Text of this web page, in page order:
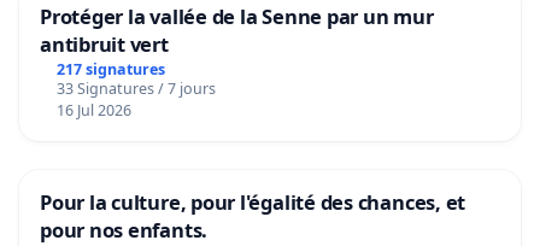
Protéger la vallée de la Senne par un mur
antibruit vert
217 signatures
33 Signatures / 7 jours
16 Jul 2026
Pour la culture, pour l'égalité des chances, et
pour nos enfants.